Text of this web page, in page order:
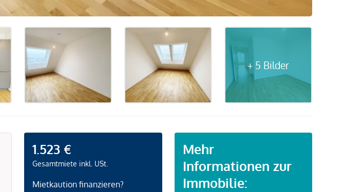
+ 5 Bilder
1.523 €
Gesamtmiete inkl. USt.
Mietkaution finanzieren?
Mehr
Informationen zur
Immobilie: